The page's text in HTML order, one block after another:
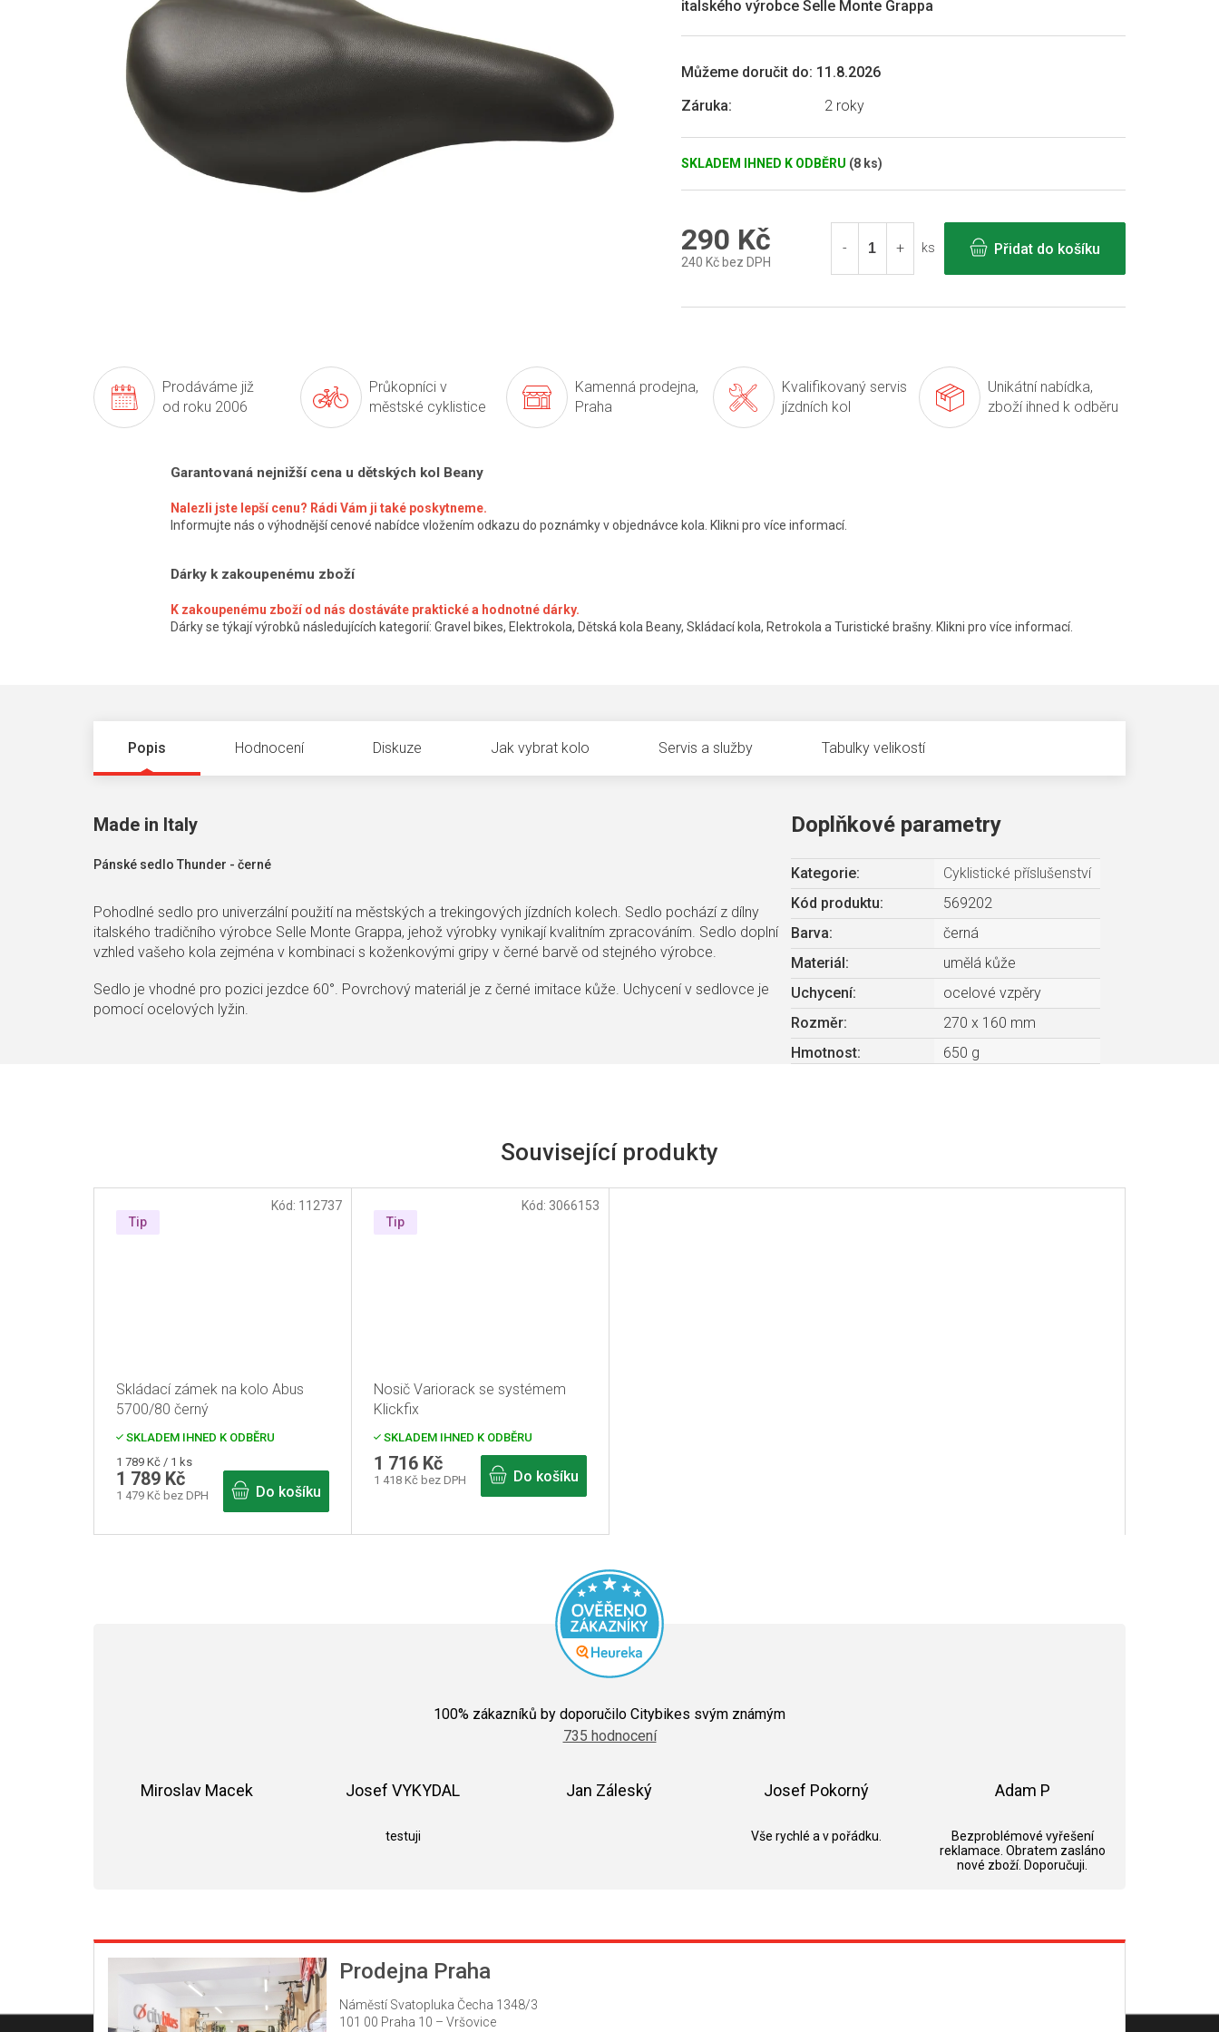
SKLADEM IHNED K ODBĚRU (8 ks)
Můžeme doručit do: 11.8.2026
Záruka: 2 roky
italského výrobce Selle Monte Grappa
5
290 Kč
240 Kč bez DPH
ks Přidat do košíku
Prodáváme již
od roku 2006
Průkopníci v
městské cyklistice
Kamenná prodejna,
Praha
Kvalifikovaný servis
jízdních kol
Unikátní nabídka,
zboží ihned k odběru
Garantovaná nejnižší cena u dětských kol Beany
Nalezli jste lepší cenu? Rádi Vám ji také poskytneme.
Informujte nás o výhodnější cenové nabídce vložením odkazu do poznámky v objednávce kola. Klikni pro více informací.
Dárky k zakoupenému zboží
K zakoupenému zboží od nás dostáváte praktické a hodnotné dárky.
Dárky se týkají výrobků následujících kategorií: Gravel bikes, Elektrokola, Dětská kola Beany, Skládací kola, Retrokola a Turistické brašny. Klikni pro více informací.
Související produkty
Tip
Skládací zámek na kolo Abus
5700/80 černý
SKLADEM IHNED K ODBĚRU
1 479 Kč bez DPH
1 789 Kč
Měrná
cena:
1 789 Kč / 1 ks
Do košíku
Kód: 112737
Tip
Nosič Variorack se systémem
Klickfix
SKLADEM IHNED K ODBĚRU
1 418 Kč bez DPH
1 716 Kč
Do košíku
Kód: 3066153
Popis Hodnocení Diskuze Jak vybrat kolo Servis a služby Tabulky velikostí
Made in Italy
Pánské sedlo Thunder - černé
Pohodlné sedlo pro univerzální použití na městských a trekingových jízdních kolech. Sedlo pochází z dílny
italského tradičního výrobce Selle Monte Grappa, jehož výrobky vynikají kvalitním zpracováním. Sedlo doplní
vzhled vašeho kola zejména v kombinaci s koženkovými gripy v černé barvě od stejného výrobce.
Sedlo je vhodné pro pozici jezdce 60°. Povrchový materiál je z černé imitace kůže. Uchycení v sedlovce je
pomocí ocelových lyžin.
Doplňkové parametry
Kategorie:
Cyklistické příslušenství
Kód produktu:
569202
Barva:
černá
Materiál :
umělá kůže
Uchycení:
ocelové vzpěry
Rozměr:
270 x 160 mm
Hmotnost: 650 g
hodnocení
obchodu
je
5
hvězdiček.
100% zákazníků by doporučilo Citybikes svým známým
735 hodnocení
Miroslav Macek Josef VYKYDAL
testuji
Jan Záleský Josef Pokorný
Vše rychlé a v pořádku.
Adam P
Bezproblémové vyřešení
reklamace. Obratem zasláno
nové zboží. Doporučuji.
Prodejna Praha
Náměstí Svatopluka Čecha 1348/3
101 00 Praha 10 – Vršovice